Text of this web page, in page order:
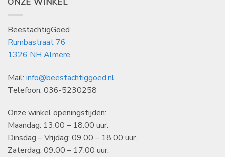
ONZE WINKEL
BeestachtigGoed
Rumbastraat 76
1326 NH Almere
Mail: info@beestachtiggoed.nl
Telefoon: 036-5230258
Onze winkel openingstijden:
Maandag: 13.00 – 18.00 uur.
Dinsdag – Vrijdag: 09.00 – 18.00 uur.
Zaterdag: 09.00 – 17.00 uur.